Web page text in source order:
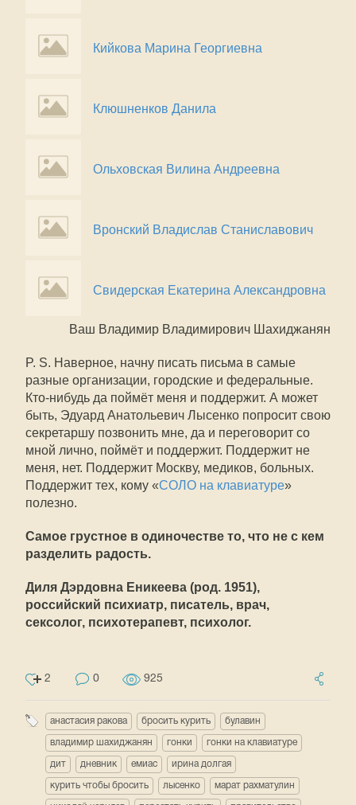
Кийкова Марина Георгиевна
Клюшненков Данила
Ольховская Вилина Андреевна
Вронский Владислав Станиславович
Свидерская Екатерина Александровна
Ваш Владимир Владимирович Шахиджанян
P. S. Наверное, начну писать письма в самые
разные организации, городские и федеральные.
Кто-нибудь да поймёт меня и поддержит. А может
быть, Эдуард Анатольевич Лысенко попросит свою
секретаршу позвонить мне, да и переговорит со
мной лично, поймёт и поддержит. Поддержит не
меня, нет. Поддержит Москву, медиков, больных.
Поддержит тех, кому «СОЛО на клавиатуре»
полезно.
Самое грустное в одиночестве то, что не с кем
разделить радость.
Диля Дэрдовна Еникеева (род. 1951),
российский психиатр, писатель, врач,
сексолог, психотерапевт, психолог.
2 0 925
анастасия ракова бросить курить булавин
владимир шахиджанян гонки гонки на клавиатуре
дит дневник емиас ирина долгая
курить чтобы бросить лысенко марат рахматулин